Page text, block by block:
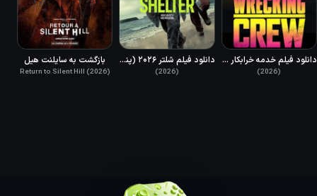
دانلود فیلم خدمه خرابکار دوبله فارسی 2026 The Wrecking Crew
(2026)
دانلود فیلم شلتر ۲۰۲۶ (پناهگاه) دوبله فارسی Shelter 2026
(2026)
بازگشت به سایلنت هیل
Return to Silent Hill (2026)